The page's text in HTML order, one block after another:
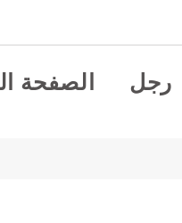
الصفحة رجل